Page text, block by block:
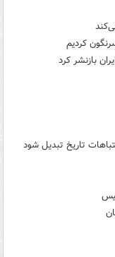
بازنشر کرد
تاریخ تبدیل شود